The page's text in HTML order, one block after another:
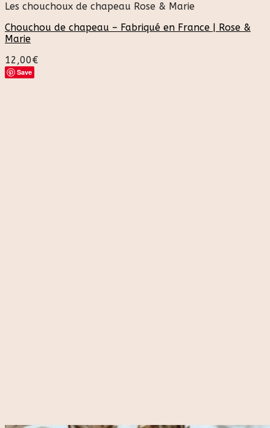
Les chouchoux de chapeau Rose & Marie
Chouchou de chapeau – Fabriqué en France | Rose &
Marie
12,00€
Save